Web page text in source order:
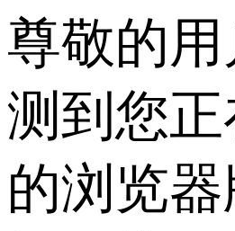
尊敬的
测到您正
的浏览